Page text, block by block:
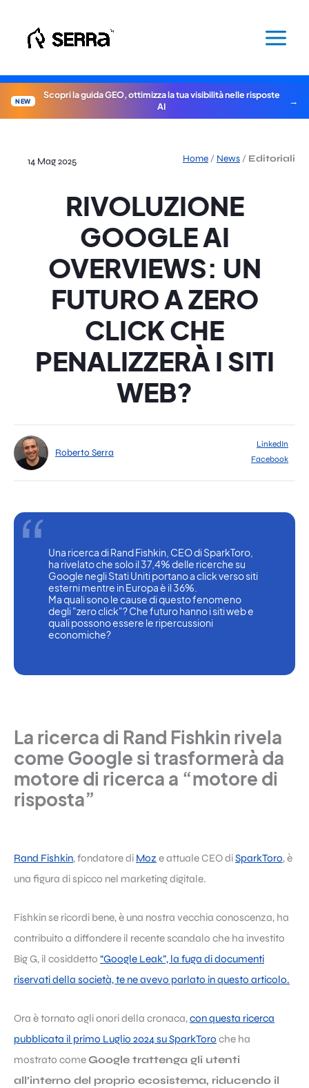
contenuto
NEW
Scopri la guida GEO, ottimizza la tua visibilità nelle risposte
AI
Home / News / Editoriali
14 Mag 2025
RIVOLUZIONE
GOOGLE AI
OVERVIEWS: UN
FUTURO A ZERO
CLICK CHE
PENALIZZERÀ I SITI
WEB?
Roberto Serra
LinkedIn
Facebook
Una ricerca di Rand Fishkin, CEO di SparkToro,
ha rivelato che solo il 37,4% delle ricerche su
Google negli Stati Uniti portano a click verso siti
esterni mentre in Europa è il 36%.
Ma quali sono le cause di questo fenomeno
degli "zero click"? Che futuro hanno i siti web e
quali possono essere le ripercussioni
economiche?
La ricerca di Rand Fishkin rivela
come Google si trasformerà da
motore di ricerca a “motore di
risposta”
Rand Fishkin, fondatore di Moz e attuale CEO diSparkToro, è
una figura di spicco nel marketing digitale.
Fishkin se ricordi bene, è una nostra vecchia conoscenza, ha
contribuito a diffondere il recente scandalo che ha investito
Big G, il cosiddetto “Google Leak”, la fuga di documenti
riservati della società, te ne avevo parlato in questo articolo.
Ora è tornato agli onori della cronaca,con questa ricerca
pubblicata il primo Luglio 2024 su SparkToro che ha
mostrato come Google trattenga gli utenti
all’interno del proprio ecosistema, riducendo il